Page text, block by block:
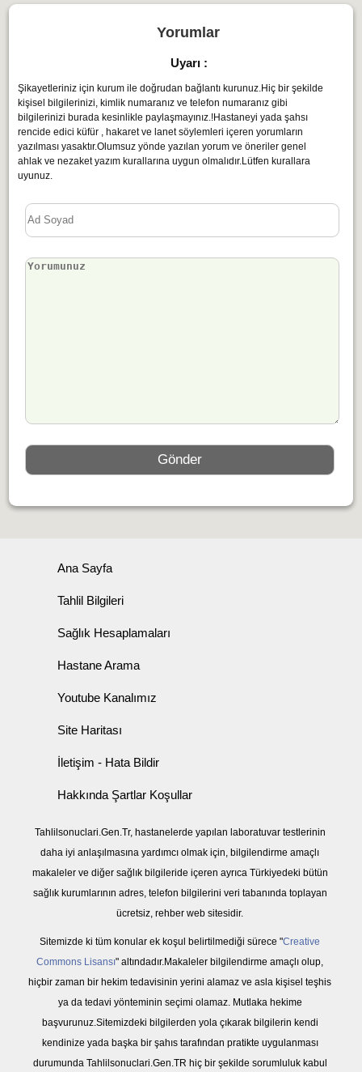
Yorumlar
Uyarı :
Şikayetleriniz için kurum ile doğrudan bağlantı kurunuz.Hiç bir şekilde
kişisel bilgilerinizi, kimlik numaranız ve telefon numaranız gibi
bilgilerinizi burada kesinlikle paylaşmayınız.!Hastaneyi yada şahsı
rencide edici küfür , hakaret ve lanet söylemleri içeren yorumların
yazılması yasaktır.Olumsuz yönde yazılan yorum ve öneriler genel
ahlak ve nezaket yazım kurallarına uygun olmalıdır.Lütfen kurallara
uyunuz.
Ana Sayfa
Tahlil Bilgileri
Sağlık Hesaplamaları
Hastane Arama
Youtube Kanalımız
Site Haritası
İletişim - Hata Bildir
Hakkında Şartlar Koşullar
Tahlilsonuclari.Gen.Tr, hastanelerde yapılan laboratuvar testlerinin
daha iyi anlaşılmasına yardımcı olmak için, bilgilendirme amaçlı
makaleler ve diğer sağlık bilgileride içeren ayrıca Türkiyedeki bütün
sağlık kurumlarının adres, telefon bilgilerini veri tabanında toplayan
ücretsiz, rehber web sitesidir.
Sitemizde ki tüm konular ek koşul belirtilmediği sürece "Creative
Commons Lisansı" altındadır.Makaleler bilgilendirme amaçlı olup,
hiçbir zaman bir hekim tedavisinin yerini alamaz ve asla kişisel teşhis
ya da tedavi yönteminin seçimi olamaz. Mutlaka hekime
başvurunuz.Sitemizdeki bilgilerden yola çıkarak bilgilerin kendi
kendinize yada başka bir şahıs tarafından pratikte uygulanması
durumunda Tahlilsonuclari.Gen.TR hiç bir şekilde sorumluluk kabul